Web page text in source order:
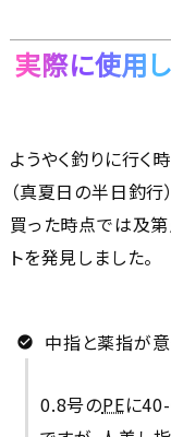
実際に使用
ようやく釣りに行く
（真夏日の半日釣行）
買った時点では及
トを発見しました。
中指と薬指が
0.8号のPEに